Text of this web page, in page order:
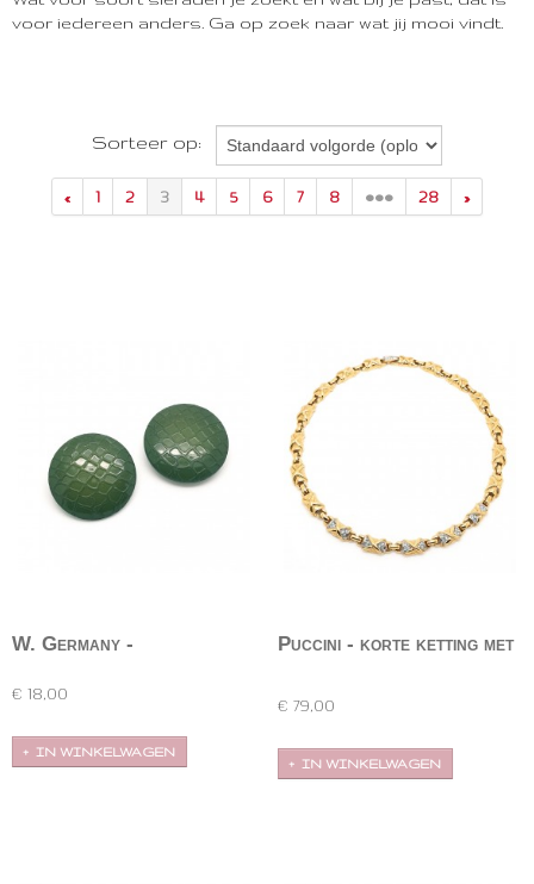
voor iedereen anders. Ga op zoek naar wat jij mooi vindt.
Sorteer op:
« 1 2 3 4 5 6 7 8 ••• 28 »
W. Germany -
€ 18,00
IN WINKELWAGEN
Puccini - korte ketting met
€ 79,00
IN WINKELWAGEN